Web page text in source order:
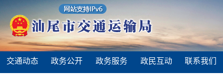
交通动态 政务公开 政务服务 政民互动 联系我们